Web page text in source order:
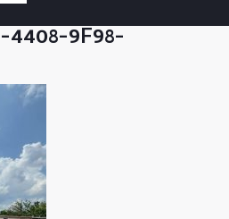
4408-9F98-